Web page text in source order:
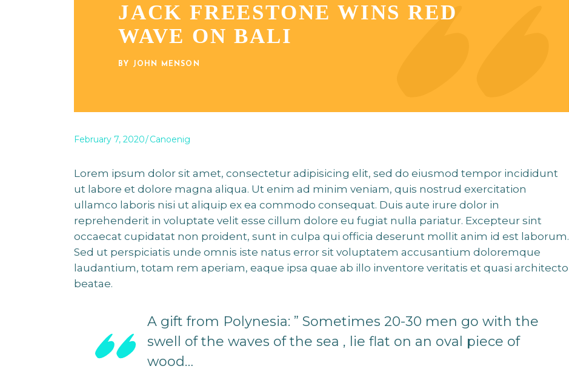
JACK FREESTONE WINS RED
WAVE ON BALI
BY JOHN MENSON
February 7, 2020 Canoenig
Lorem ipsum dolor sit amet, consectetur adipisicing elit, sed do eiusmod tempor incididunt
ut labore et dolore magna aliqua. Ut enim ad minim veniam, quis nostrud exercitation
ullamco laboris nisi ut aliquip ex ea commodo consequat. Duis aute irure dolor in
reprehenderit in voluptate velit esse cillum dolore eu fugiat nulla pariatur. Excepteur sint
occaecat cupidatat non proident, sunt in culpa qui officia deserunt mollit anim id est laborum.
Sed ut perspiciatis unde omnis iste natus error sit voluptatem accusantium doloremque
laudantium, totam rem aperiam, eaque ipsa quae ab illo inventore veritatis et quasi architecto
beatae.
A gift from Polynesia: ” Sometimes 20-30 men go with the
swell of the waves of the sea , lie flat on an oval piece of
wood…